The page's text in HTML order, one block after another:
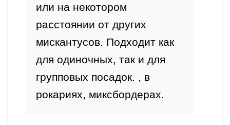
или на некотором
расстоянии от других
мискантусов. Подходит как
для одиночных, так и для
групповых посадок. , в
рокариях, миксбордерах.